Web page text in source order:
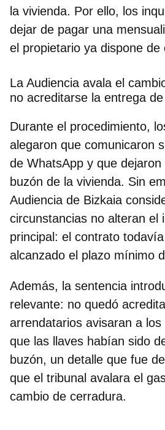
la vivienda. Por ello, los
dejar de pagar una
el propietario ya dispone de
La Audiencia avala el
no acreditarse la entrega
Durante el procedimiento,
alegaron que comunicaron
de WhatsApp y que
buzón de la vivienda. Sin
Audiencia de Bizkaia
circunstancias no alteran el
principal: el contrato
alcanzado el plazo mínimo
Además, la sentencia
relevante: no quedó
arrendatarios avisaran a
que las llaves habían sido
buzón, un detalle que fue
que el tribunal avalara el
cambio de cerradura.